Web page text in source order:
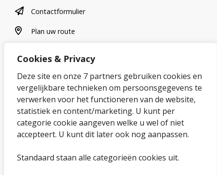
Cookies & Privacy
Deze site en onze 7 partners gebruiken cookies en
vergelijkbare technieken om persoonsgegevens te
verwerken voor het functioneren van de website,
statistiek en content/marketing. U kunt per
categorie cookie aangeven welke u wel of niet
accepteert. U kunt dit later ook nog aanpassen.
Standaard staan alle categorieën cookies uit.
contactformulier
Contactformulier
plan uw route
Plan uw route
Over onze website
Sitemap
Privacybeleid en cookies
Cookies wijzigen